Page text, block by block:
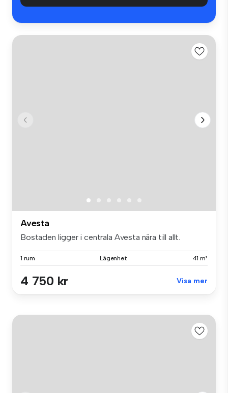
Avesta
Bostaden ligger i centrala Avesta nära till allt.
1 rum Lägenhet 41 m²
4 750 kr Visa mer